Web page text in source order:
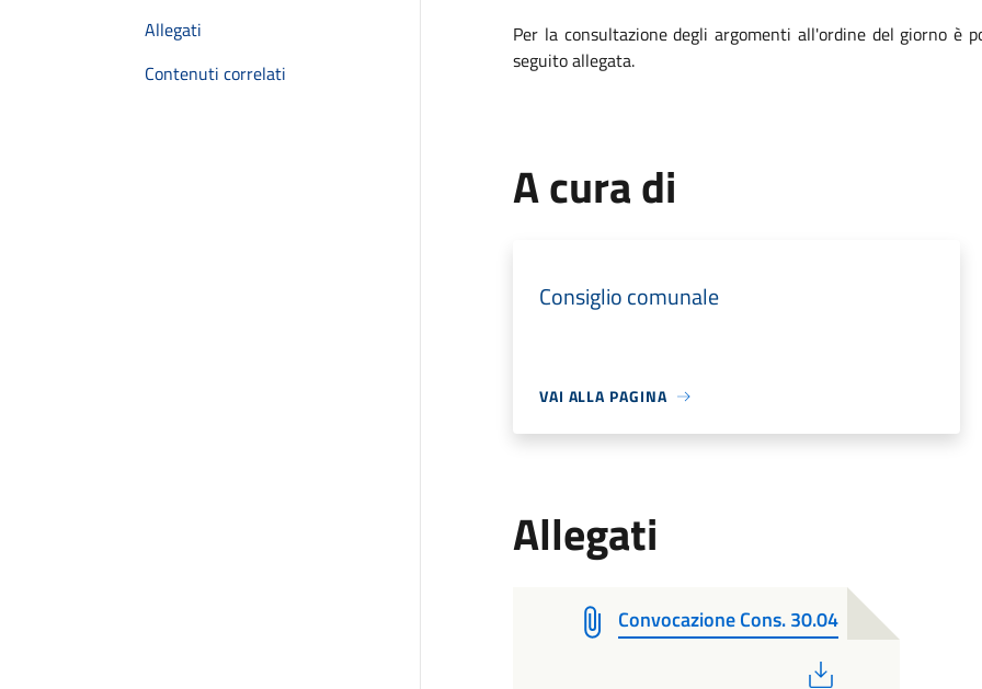
Allegati
Contenuti correlati
Per la consultazione degli argomenti all'ordine del giorno è
seguito allegata.
A cura di
Consiglio comunale
VAI ALLA PAGINA
Allegati
Convocazione Cons. 30.04